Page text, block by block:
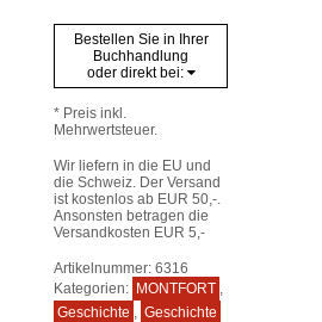
Bestellen Sie in Ihrer
Buchhandlung
oder direkt bei:
* Preis inkl.
Mehrwertsteuer.
Wir liefern in die EU und
die Schweiz. Der Versand
ist kostenlos ab EUR 50,-.
Ansonsten betragen die
Versandkosten EUR 5,-
Artikelnummer: 6316
Kategorien: MONTFORT ,
Geschichte , Geschichte